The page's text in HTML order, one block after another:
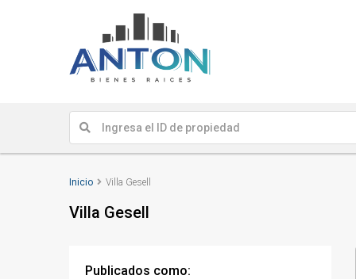
Inicio Villa Gesell
Villa Gesell
Publicados como: